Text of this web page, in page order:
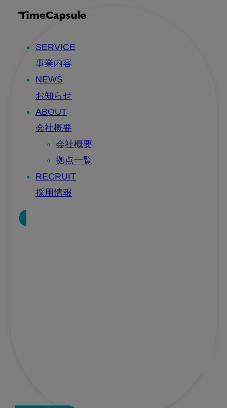
SERVICE
事業内容
NEWS
お知らせ
ABOUT
会社概要
会社概要
拠点一覧
RECRUIT
採用情報